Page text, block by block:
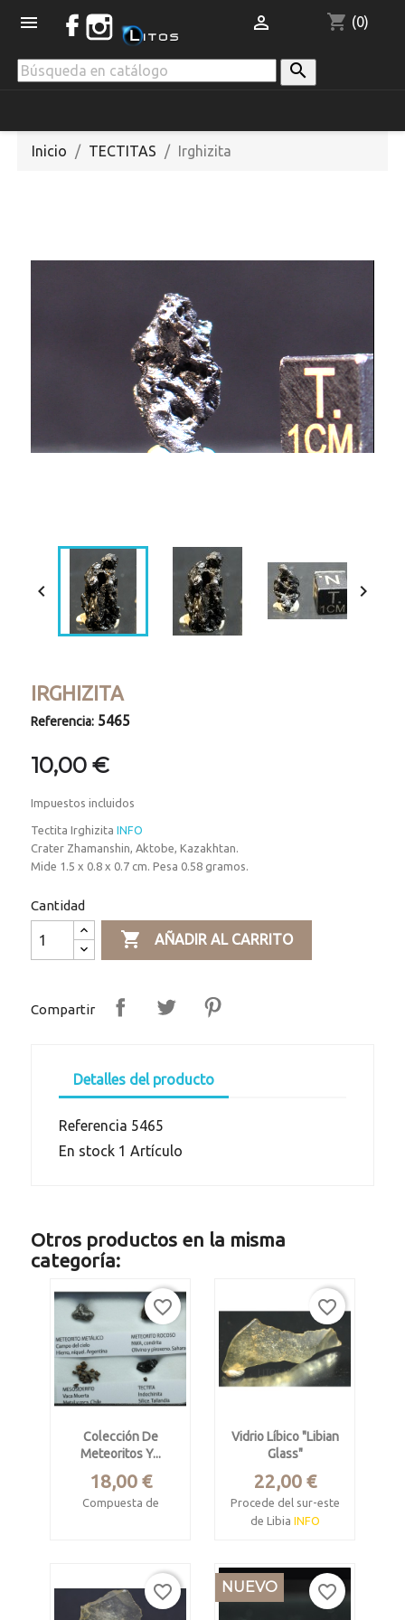
 shopping_cart (0)


Inicio TECTITAS Irghizita
 
IRGHIZITA
Referencia: 5465
10,00 €
Impuestos incluidos
Tectita IrghizitaINFO
Crater Zhamanshin, Aktobe, Kazakhtan.
Mide 1.5 x 0.8 x 0.7 cm. Pesa 0.58 gramos.
Cantidad
 AÑADIR AL CARRITO
Compartir
Detalles del producto
Referencia 5465
En stock 1 Artículo
Otros productos en la misma
categoría:
Colección De
Meteoritos Y...
Precio
18,00 €
Compuesta de
Mesosiderito Vaca
favorite_border
Vidrio Líbico "libian
Glass"
Precio
22,00 €
Procede del sur-este
de Libia INFO
cm.
Pesa 2.41 gramos.
favorite_border
favorite_border NUEVO favorite_border